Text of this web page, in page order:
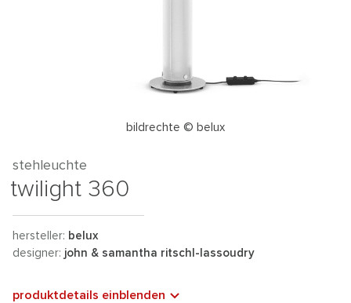
bildrechte © belux
stehleuchte
twilight 360
hersteller: belux
designer: john & samantha ritschl-lassoudry
produktdetails einblenden